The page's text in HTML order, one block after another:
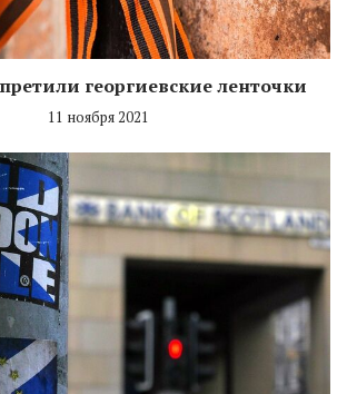
георгиевские ленточки
11 ноября 2021